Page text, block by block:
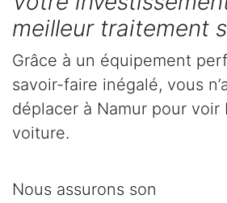
meilleur traitement
Grâce à un équipement
savoir-faire inégalé, vous
déplacer à Namur pour voir
voiture.
Nous assurons son